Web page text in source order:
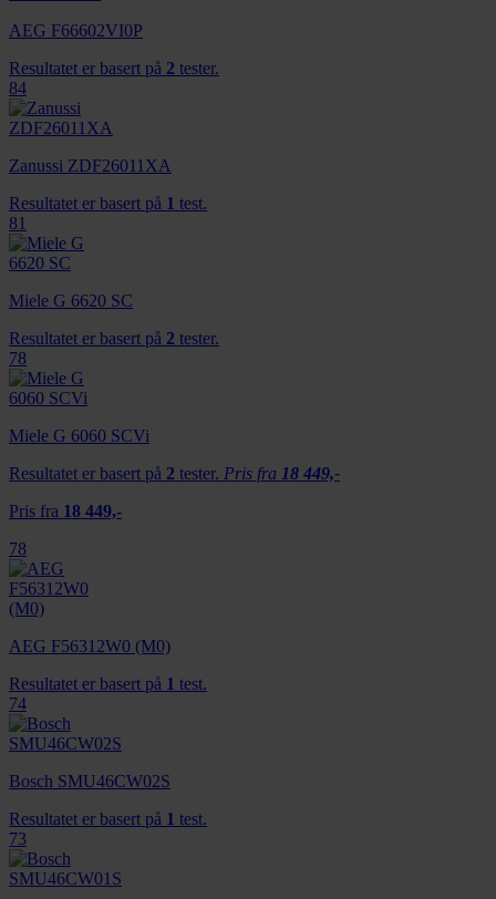
AEG F66602VI0P
Resultatet er basert på 2 tester.
84
Zanussi ZDF26011XA
Resultatet er basert på 1 test.
81
Miele G 6620 SC
Resultatet er basert på 2 tester.
78
Miele G 6060 SCVi
Resultatet er basert på 2 tester. Pris fra 18 449,-
Pris fra 18 449,-
78
AEG F56312W0 (M0)
Resultatet er basert på 1 test.
74
Bosch SMU46CW02S
Resultatet er basert på 1 test.
73